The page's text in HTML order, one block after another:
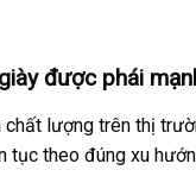
được phái
lượng trên thị
theo đúng xu